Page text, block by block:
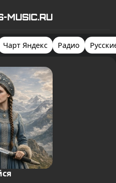
MUSIC.RU
Чарт Яндекс Радио